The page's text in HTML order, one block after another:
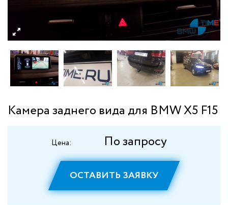
Камера заднего вида для BMW X5 F15
Цена: По запросу
ОСТАВИТЬ ЗАЯВКУ